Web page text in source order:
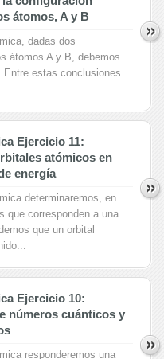
átomos, A y B
dadas dos
átomos A y B, debemos
estas conclusiones
Ejercicio 11:
atómicos en
energía
determinaremos, en
que corresponden a una
que un orbital
Ejercicio 10:
números cuánticos y
responderemos una